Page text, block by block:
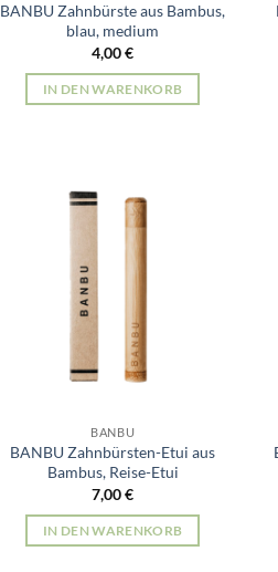
BANBU Zahnbürste aus Bambus,
blau, medium
4,00€
IN DEN WARENKORB
BANBU
BANBU Zahnbürsten-Etui aus
Bambus, Reise-Etui
7,00€
IN DEN WARENKORB